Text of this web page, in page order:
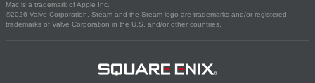
Mac is a trademark of Apple Inc.
©2026 Valve Corporation. Steam and the Steam logo are trademarks and/or registered
trademarks of Valve Corporation in the U.S. and/or other countries.